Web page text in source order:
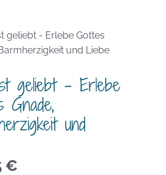
geliebt – Erlebe
Gnade,
und
€